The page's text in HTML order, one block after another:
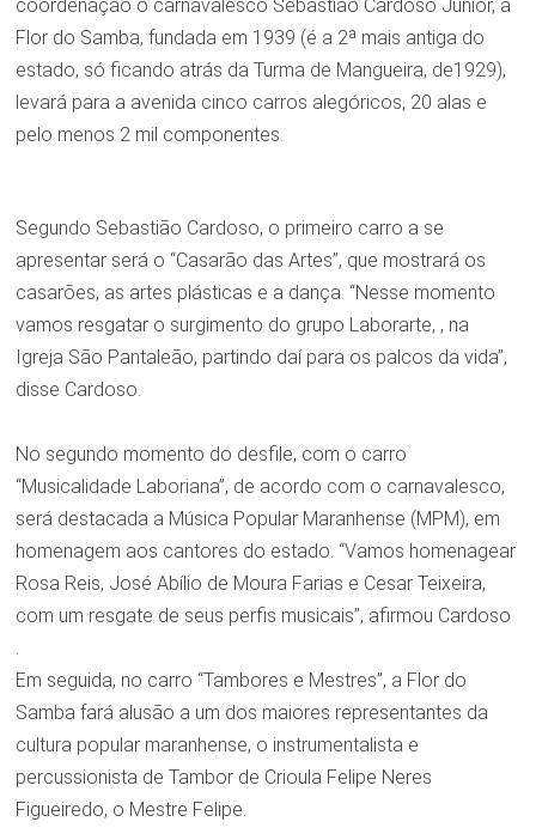
coordenação o carnavalesco Sebastião Cardoso Júnior, a
Flor do Samba, fundada em 1939 (é a 2ª mais antiga do
estado, só ficando atrás da Turma de Mangueira, de1929),
levará para a avenida cinco carros alegóricos, 20 alas e
pelo menos 2 mil componentes.
Segundo Sebastião Cardoso, o primeiro carro a se
apresentar será o “Casarão das Artes”, que mostrará os
casarões, as artes plásticas e a dança. “Nesse momento
vamos resgatar o surgimento do grupo Laborarte, , na
Igreja São Pantaleão, partindo daí para os palcos da vida”,
disse Cardoso.
No segundo momento do desfile, com o carro
“Musicalidade Laboriana”, de acordo com o carnavalesco,
será destacada a Música Popular Maranhense (MPM), em
homenagem aos cantores do estado. “Vamos homenagear
Rosa Reis, José Abílio de Moura Farias e Cesar Teixeira,
com um resgate de seus perfis musicais”, afirmou Cardoso
.
Em seguida, no carro “Tambores e Mestres”, a Flor do
Samba fará alusão a um dos maiores representantes da
cultura popular maranhense, o instrumentalista e
percussionista de Tambor de Crioula Felipe Neres
Figueiredo, o Mestre Felipe.